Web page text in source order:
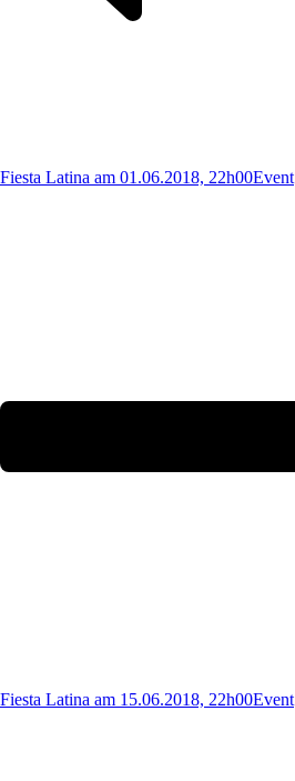
Fiesta Latina am 01.06.2018, 22h00Event
Fiesta Latina am 15.06.2018, 22h00Event